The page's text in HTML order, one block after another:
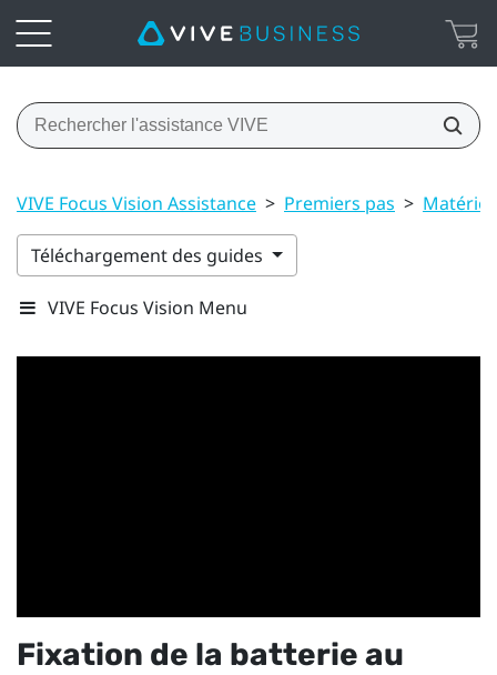
VIVE Focus Vision Assistance > Premiers pas > Matériel
Téléchargement des guides
VIVE Focus Vision Menu
Fixation de la batterie au